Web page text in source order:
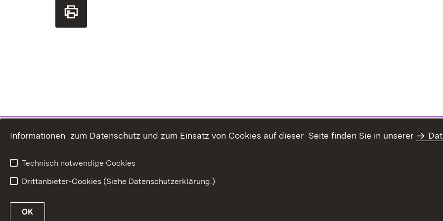
Informationen zum Datenschutz und zum Einsatz von Cookies auf dieser Seite finden Sie in unserer
Technisch notwendige Cookies
Drittanbieter-Cookies (Siehe Datenschutzerklärung.)
OK